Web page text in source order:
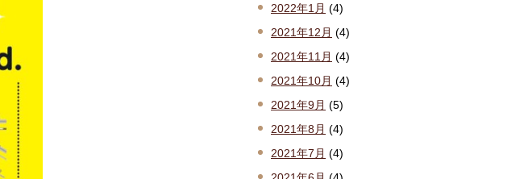
2022年1月 (4)
2021年12月 (4)
2021年11月 (4)
2021年10月 (4)
2021年9月 (5)
2021年8月 (4)
2021年7月 (4)